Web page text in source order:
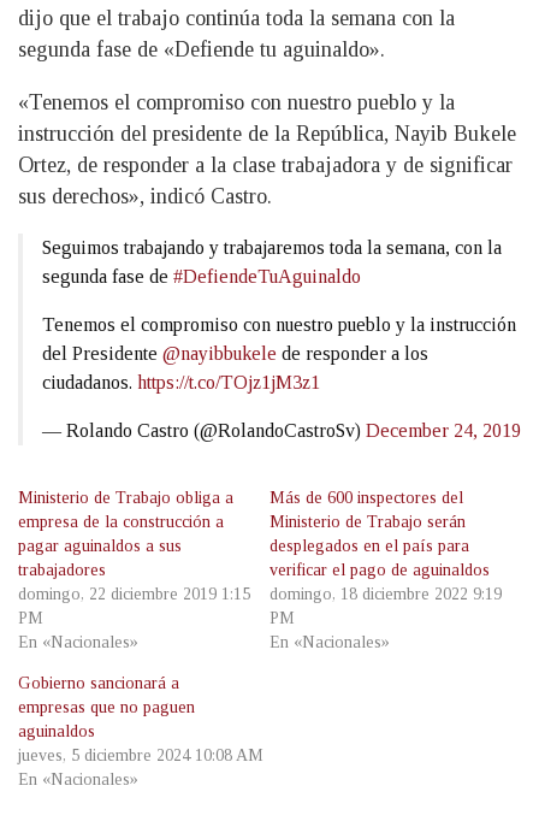
dijo que el trabajo continúa toda la semana con la
segunda fase de «Defiende tu aguinaldo».
«Tenemos el compromiso con nuestro pueblo y la
instrucción del presidente de la República, Nayib Bukele
Ortez, de responder a la clase trabajadora y de significar
sus derechos», indicó Castro.
Seguimos trabajando y trabajaremos toda la semana, con la
segunda fase de #DefiendeTuAguinaldo
Tenemos el compromiso con nuestro pueblo y la instrucción
del Presidente @nayibbukele de responder a los
ciudadanos. https://t.co/TOjz1jM3z1
— Rolando Castro (@RolandoCastroSv) December 24, 2019
Ministerio de Trabajo obliga a
empresa de la construcción a
pagar aguinaldos a sus
trabajadores
domingo, 22 diciembre 2019 1:15
PM
En «Nacionales»
Más de 600 inspectores del
Ministerio de Trabajo serán
desplegados en el país para
verificar el pago de aguinaldos
domingo, 18 diciembre 2022 9:19
PM
En «Nacionales»
Gobierno sancionará a
empresas que no paguen
aguinaldos
jueves, 5 diciembre 2024 10:08 AM
En «Nacionales»